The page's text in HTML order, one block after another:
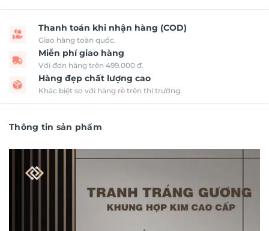
Thanh toán khi nhận hàng (COD)
Giao hàng toàn quốc.
Miễn phí giao hàng
Với đơn hàng trên 499.000 đ.
Hàng đẹp chất lượng cao
Khác biệt so với hàng rẻ trên thị trường.
Thông tin sản phẩm